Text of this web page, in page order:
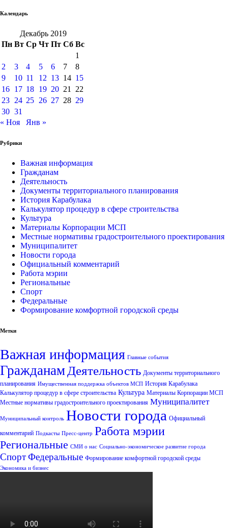
Календарь
Декабрь 2019
Пн Вт Ср Чт Пт Сб Вс
1
2
3 4 5 6 7
8
9
10 11 12 13 14 15
16 17 18 19 20 21
22
23 24 25 26 27 28 29
30 31
« Ноя
Янв »
Рубрики
Важная информация
Гражданам
Деятельность
Документы территориального планирования
История Карабулака
Калькулятор процедур в сфере строительства
Культура
Материалы Корпорации МСП
Местные нормативы градостроительного проектирования
Муниципалитет
Новости города
Официальный комментарий
Работа мэрии
Региональные
Спорт
Федеральные
Формирование комфортной городской среды
Метки
Важная информация Главные события
Гражданам Деятельность Документы территориального
планирования Имущественная поддержка объектов МСП История Карабулака
Калькулятор процедур в сфере строительства Культура Материалы Корпорации МСП
Местные нормативы градостроительного проектирования Муниципалитет
Муниципальный контроль Новости города Официальный
комментарий Подкасты Пресс-центр Работа мэрии
Региональные СМИ о нас Социально-экономическое развитие города
СпортФедеральные Формирование комфортной городской среды
Экономика и бизнес